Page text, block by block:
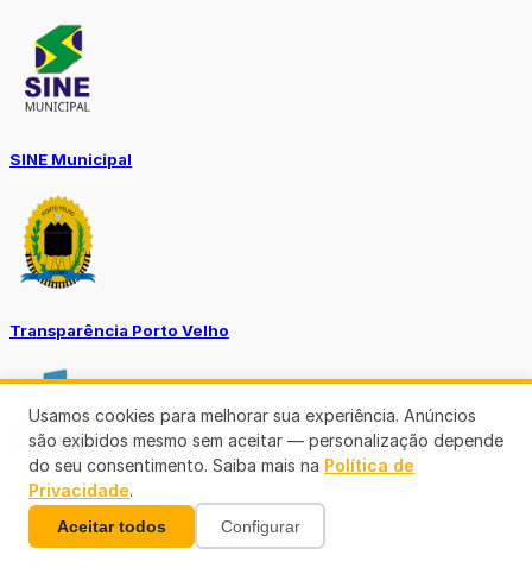
SINE Municipal
Transparência Porto Velho
SEMUSA
(69)3901-3176
Usamos cookies para melhorar sua experiência. Anúncios
são exibidos mesmo sem aceitar — personalização depende
do seu consentimento. Saiba mais na Política de
Privacidade.
Aceitar todos Configurar